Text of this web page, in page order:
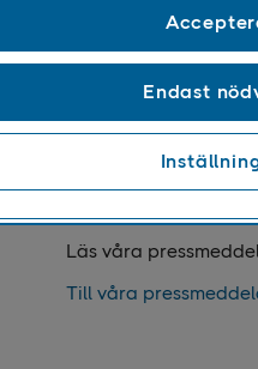
Läs våra
Till våra
Endast